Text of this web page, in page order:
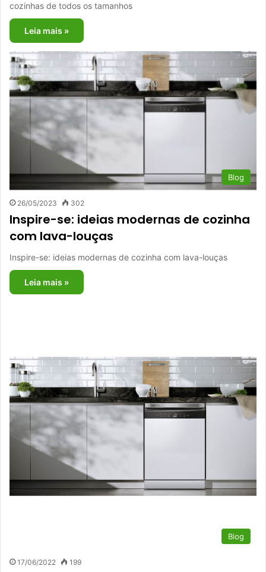
cozinhas de todos os tamanhos
Leia mais »
Blog
26/05/2023 302
Inspire-se: ideias modernas de cozinha
com lava-louças
Inspire-se: ideias modernas de cozinha com lava-louças
Leia mais »
Blog
17/06/2022 199